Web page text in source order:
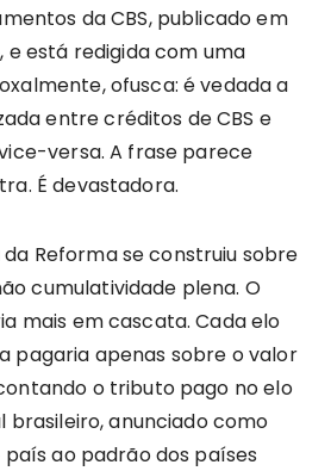
da CBS, publicado em
e está redigida com uma
ofusca: é vedada a
entre créditos de CBS e
versa. A frase parece
É devastadora.
Reforma se construiu sobre
cumulatividade plena. O
mais em cascata. Cada elo
pagaria apenas sobre o valor
o tributo pago no elo
brasileiro, anunciado como
ao padrão dos países